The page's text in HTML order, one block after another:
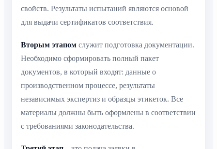
свойств. Результаты испытаний являются основой
для выдачи сертификатов соответствия.
Вторым этапом служит подготовка документации.
Необходимо сформировать полный пакет
документов, в который входят: данные о
производственном процессе, результаты
независимых экспертиз и образцы этикеток. Все
материалы должны быть оформлены в соответствии
с требованиями законодательства.